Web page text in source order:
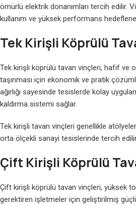
ömürlü elektrik donanımları tercih edilir.
kullanım ve yüksek performans
Tek Kirişli Köprülü
Tek kirişli köprülü tavan vinçleri, hafif ve
taşınması için ekonomik ve pratik
ağırlığı sayesinde tesislerde kolay
kaldırma sistemi sağlar.
Tek kirişli tavan vinçleri genellikle
orta ölçekli sanayi tesislerinde tercih
Çift Kirişli Köprülü
Çift kirişli köprülü tavan vinçleri, yüksek
gerektiren işletmeler için geliştirilmiş